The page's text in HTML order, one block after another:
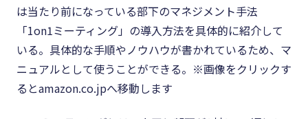
は当たり前になっている部下のマネジメント手法
「1on1ミーティング」の導入方法を具体的に紹介して
いる。具体的な手順やノウハウが書かれているため、マ
ニュアルとして使うことができる。※画像をクリックす
るとamazon.co.jpへ移動します